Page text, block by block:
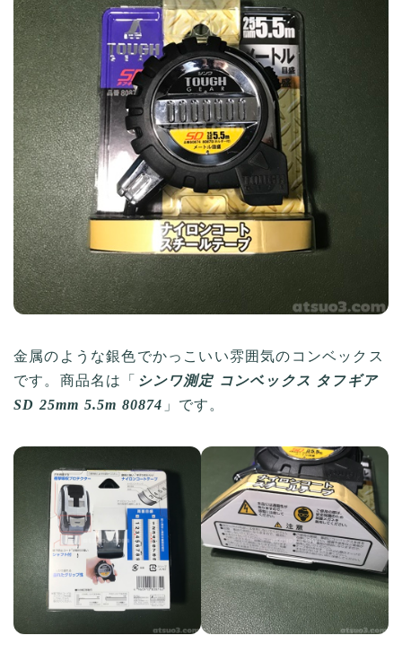
金属のような銀色でかっこいい雰囲気のコンベックス
です。商品名は「 シンワ測定 コンベックス タフギア
SD 25mm 5.5m 80874 」です。